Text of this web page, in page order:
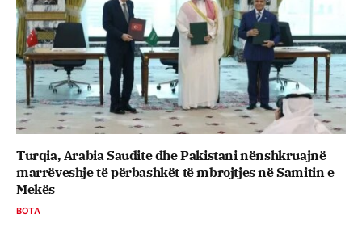
Turqia, Arabia Saudite dhe Pakistani nënshkruajnë
marrëveshje të përbashkët të mbrojtjes në Samitin e
Mekës
BOTA